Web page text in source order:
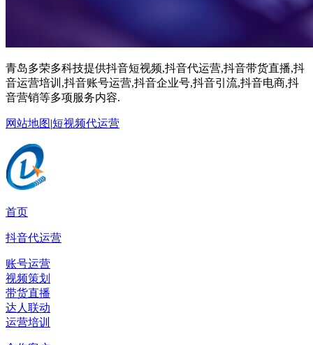
青岛多荣多科技提供抖音短视频,抖音代运营,抖音带货直播,抖
音运营培训,抖音账号运营,抖音企业号,抖音引流,抖音电商,抖
音营销等多项服务内容.
网站地图|短视频代运营
首页
抖音代运营
账号运营
视频策划
带货直播
达人联动
运营培训